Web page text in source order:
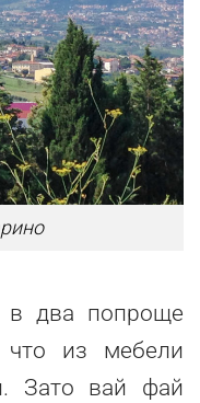
в два попроще
что из мебели
Зато вай фай